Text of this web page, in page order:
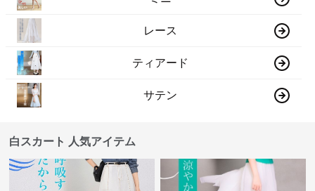
レース
ティアード
サテン
白スカート 人気アイテム